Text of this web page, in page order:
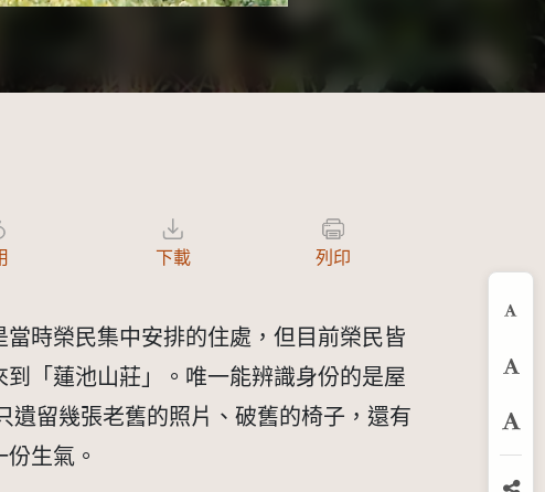
下載 列印
時榮民集中安排的住處，但目前榮民皆
「蓮池山莊」。唯一能辨識身份的是屋
遺留幾張老舊的照片、破舊的椅子，還有
生氣。
放